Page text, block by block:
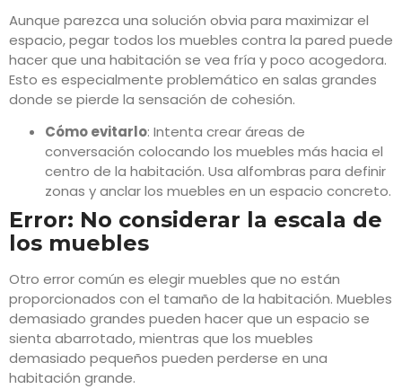
Aunque parezca una solución obvia para maximizar el
espacio, pegar todos los muebles contra la pared puede
hacer que una habitación se vea fría y poco acogedora.
Esto es especialmente problemático en salas grandes
donde se pierde la sensación de cohesión.
Cómo evitarlo: Intenta crear áreas de
conversación colocando los muebles más hacia el
centro de la habitación. Usa alfombras para definir
zonas y anclar los muebles en un espacio concreto.
Error: No considerar la escala de
los muebles
Otro error común es elegir muebles que no están
proporcionados con el tamaño de la habitación. Muebles
demasiado grandes pueden hacer que un espacio se
sienta abarrotado, mientras que los muebles
demasiado pequeños pueden perderse en una
habitación grande.